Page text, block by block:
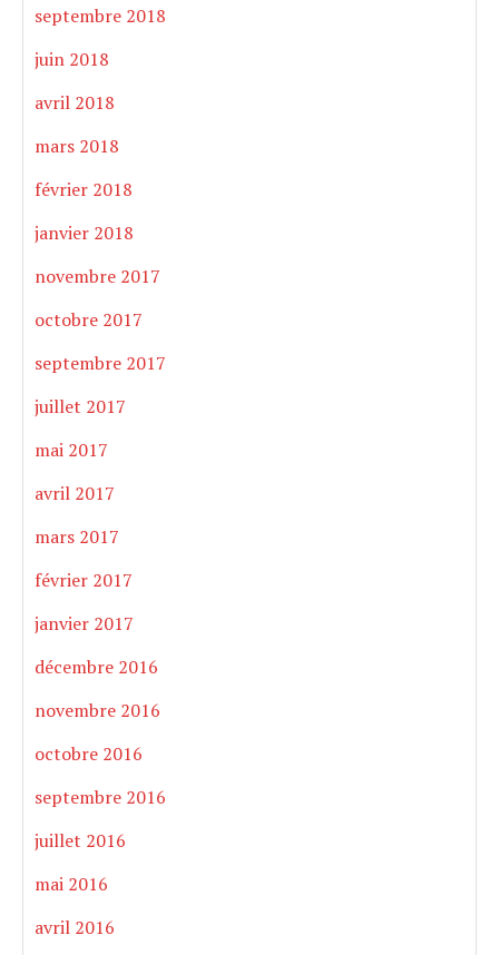
septembre 2018
juin 2018
avril 2018
mars 2018
février 2018
janvier 2018
novembre 2017
octobre 2017
septembre 2017
juillet 2017
mai 2017
avril 2017
mars 2017
février 2017
janvier 2017
décembre 2016
novembre 2016
octobre 2016
septembre 2016
juillet 2016
mai 2016
avril 2016